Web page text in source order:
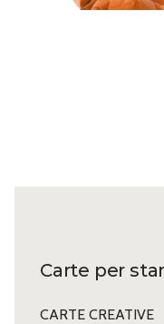
Carte per
CARTE CREATIVE